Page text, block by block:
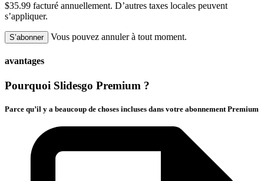
$35.99 facturé annuellement. D’autres taxes locales peuvent
s’appliquer.
S’abonner Vous pouvez annuler à tout moment.
avantages
Pourquoi Slidesgo Premium ?
Parce qu’il y a beaucoup de choses incluses dans votre abonnement Premium